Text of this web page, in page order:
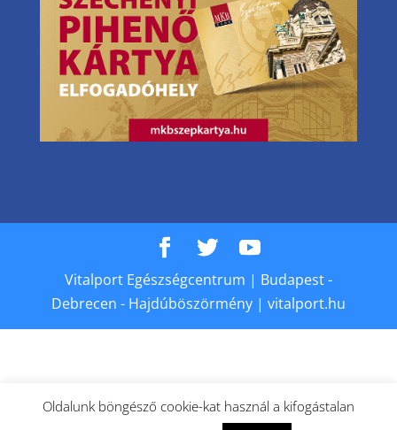
Vitalport Egészségcentrum | Budapest -
Debrecen - Hajdúböszörmény | vitalport.hu
Oldalunk böngésző cookie-kat használ a kifogástalan